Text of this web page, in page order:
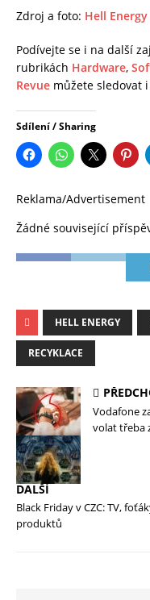
Zdroj a foto: Hell Energy
Podívejte se i na další
rubrikách Hardware,
Revue můžete sledovat
Sdílení / Sharing
Reklama/Advertisement
Žádné související
HELL ENERGY
RECYKLACE
Vodafone
volat třeba
DALŠÍ
Black Friday v CZC: TV,
produktů